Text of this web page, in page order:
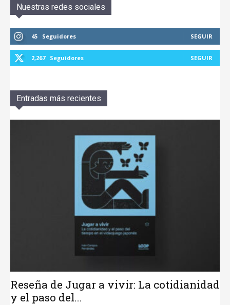
Nuestras redes sociales
45 Seguidores SEGUIR
2,267 Seguidores SEGUIR
Entradas más recientes
Reseña de Jugar a vivir: La cotidianidad
y el paso del...